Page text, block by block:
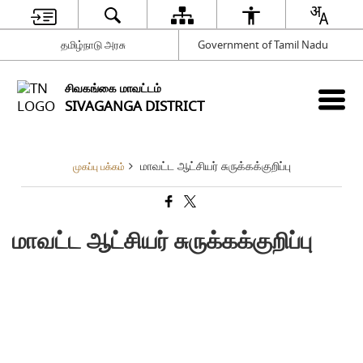
தமிழ்நாடு அரசு Government of Tamil Nadu
சிவகங்கை மாவட்டம்
SIVAGANGA DISTRICT
முகப்பு பக்கம் மாவட்ட ஆட்சியர் சுருக்கக்குறிப்பு
மாவட்ட ஆட்சியர் சுருக்கக்குறிப்பு